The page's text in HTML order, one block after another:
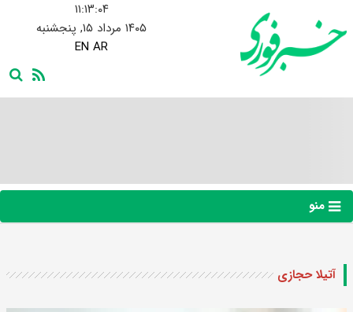
۱۱:۱۳:۰۵
۱۴۰۵ مرداد ۱۵, پنجشنبه
EN AR
منو
آتیلا حجازی